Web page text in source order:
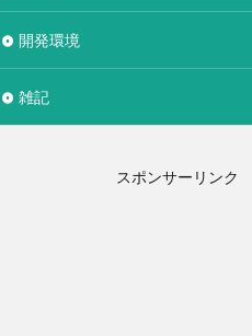
開発環境
雑記
スポンサーリンク